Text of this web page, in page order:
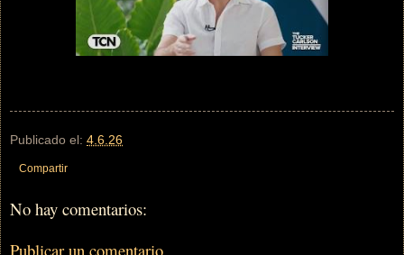
Publicado el: 4.6.26
Compartir
No hay comentarios:
Publicar un comentario